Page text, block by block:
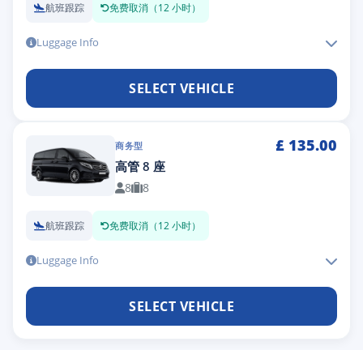
航班跟踪 免费取消（12 小时）
Luggage Info
SELECT VEHICLE
商务型 £ 135.00
高管 8 座
8 8
航班跟踪 免费取消（12 小时）
Luggage Info
SELECT VEHICLE